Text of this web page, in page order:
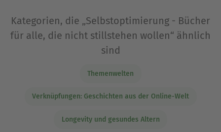
Kategorien, die „Selbstoptimierung - Bücher
für alle, die nicht stillstehen wollen“ ähnlich
sind
Themenwelten
Verknüpfungen: Geschichten aus der Online-Welt
Longevity und gesundes Altern